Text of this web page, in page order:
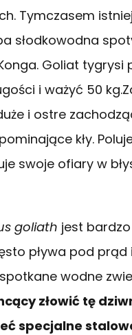
Tymczasem
słodkowodna
Goliat tygrysi
i ważyć 50
i ostre
kły.
swoje ofiary w
goliath jest
pływa pod prąd
wodne
złowić tę
specjalne